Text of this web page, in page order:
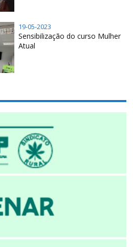
19-05-2023
Sensibilização do curso Mulher
Atual